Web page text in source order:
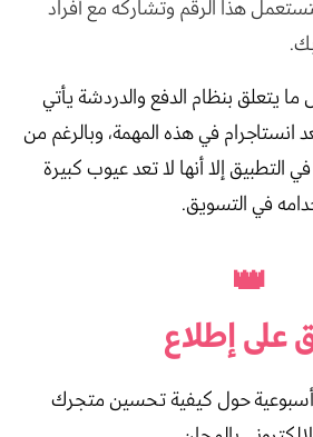
هذا الرقم وتشاركه مع أفراد
يتعلق بنظام الدفع والدردشة يأتي
انستاجرام في هذه المهمة، وبالرغم من
التطبيق إلا أنها لا تعد عيوب كبيرة
في التسويق.
👑
علىإطلاع
حول كيفية تحسين متجرك